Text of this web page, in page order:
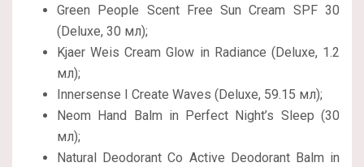
Green People Scent Free Sun Cream SPF 30
(Deluxe, 30 мл);
Kjaer Weis Cream Glow in Radiance (Deluxe, 1.2
мл);
Innersense I Create Waves (Deluxe, 59.15 мл);
Neom Hand Balm in Perfect Night’s Sleep (30
мл);
Natural Deodorant Co Active Deodorant Balm in